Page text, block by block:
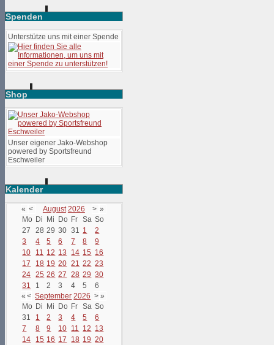
Spenden
Unterstütze uns mit einer Spende
Shop
Unser eigener Jako-Webshop
powered by Sportsfreund
Eschweiler
Kalender
« < August 2026 > »
Mo Di Mi Do Fr Sa So
27
28 29 30 31 1
2
3
4 5 6 7 8
9
10
11 12 13 14 15 16
17
18 19 20 21 22 23
24 25 26 27 28 29 30
31
1 2 3 4 5
6
« < September 2026 > »
Mo Di Mi Do Fr Sa So
31
1 2 3 4 5
6
7
8 9 10 11 12 13
14
15 16 17 18 19 20